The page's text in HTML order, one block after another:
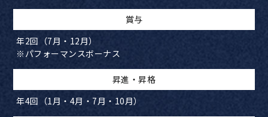
賞与
年2回（7月・12月）
​※パフォーマンスボーナス
​昇進・昇格
年4回（1月・4月・7月・10月）